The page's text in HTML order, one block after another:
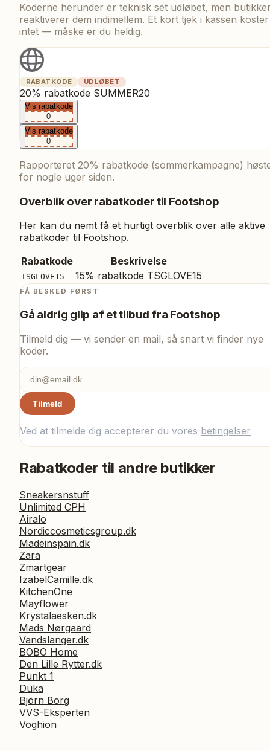
Koderne herunder er teknisk set udløbet, men
reaktiverer dem indimellem. Et kort tjek i kassen koster
intet — måske er du heldig.
RABATKODE UDLØBET
20% rabatkode SUMMER20
Vis rabatkode
0
Vis rabatkode
0
Rapporteret 20% rabatkode (sommerkampagne)
for nogle uger siden.
Overblik over rabatkoder til Footshop
Her kan du nemt få et hurtigt overblik over alle aktive
rabatkoder til Footshop.
Rabatkode
Beskrivelse
TSGLOVE15 15% rabatkode TSGLOVE15
FÅ BESKED FØRST
Gå aldrig glip af et tilbud fra Footshop
Tilmeld dig — vi sender en mail, så snart vi finder nye
koder.
Tilmeld
Ved at tilmelde dig accepterer du vores betingelser
Rabatkoder til andre butikker
Sneakersnstuff
Unlimited CPH
Airalo
Nordiccosmeticsgroup.dk
Madeinspain.dk
Zara
Zmartgear
IzabelCamille.dk
KitchenOne
Mayflower
Krystalaesken.dk
Mads Nørgaard
Vandslanger.dk
BOBO Home
Den Lille Rytter.dk
Punkt 1
Duka
Björn Borg
VVS-Eksperten
Voghion